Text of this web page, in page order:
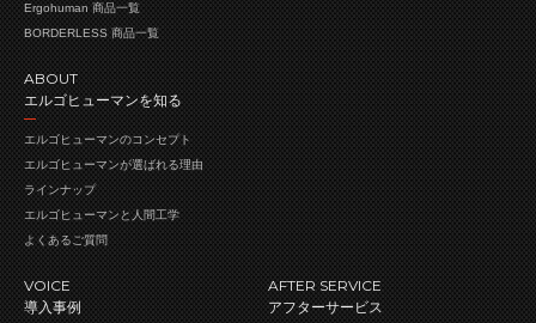
Ergohuman 商品一覧
BORDERLESS 商品一覧
ABOUT
エルゴヒューマンを知る
エルゴヒューマンのコンセプト
エルゴヒューマンが選ばれる理由
ラインナップ
エルゴヒューマンと人間工学
よくあるご質問
VOICE
導入事例
AFTER SERVICE
アフターサービス